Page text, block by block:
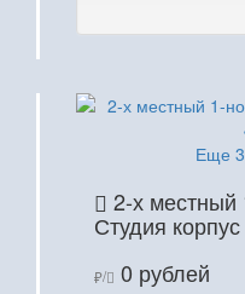
Еще
2-х местный
Студия
/ 0 рублей